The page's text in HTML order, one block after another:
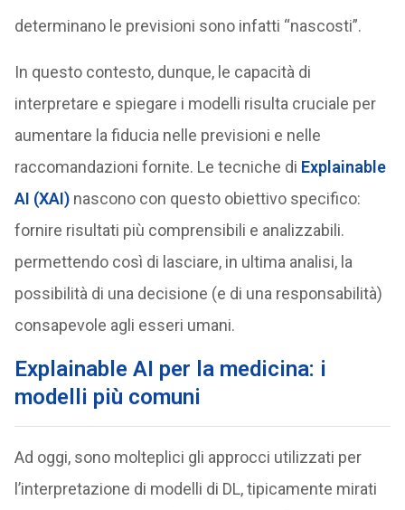
determinano le previsioni sono infatti “nascosti”.
In questo contesto, dunque, le capacità di
interpretare e spiegare i modelli risulta cruciale per
aumentare la fiducia nelle previsioni e nelle
raccomandazioni fornite. Le tecniche di Explainable
AI (XAI) nascono con questo obiettivo specifico:
fornire risultati più comprensibili e analizzabili.
permettendo così di lasciare, in ultima analisi, la
possibilità di una decisione (e di una responsabilità)
consapevole agli esseri umani.
Explainable AI per la medicina: i
modelli più comuni
Ad oggi, sono molteplici gli approcci utilizzati per
l’interpretazione di modelli di DL, tipicamente mirati